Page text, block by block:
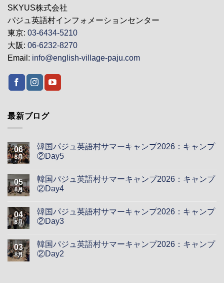
SKYUS株式会社
パジュ英語村インフォメーションセンター
東京: 03-6434-5210
大阪: 06-6232-8270
Email: info@english-village-paju.com
最新ブログ
06
8月
韓国パジュ英語村サマーキャンプ2026：キャンプ
②Day5
05
8月
韓国パジュ英語村サマーキャンプ2026：キャンプ
②Day4
04
8月
韓国パジュ英語村サマーキャンプ2026：キャンプ
②Day3
03
8月
韓国パジュ英語村サマーキャンプ2026：キャンプ
②Day2